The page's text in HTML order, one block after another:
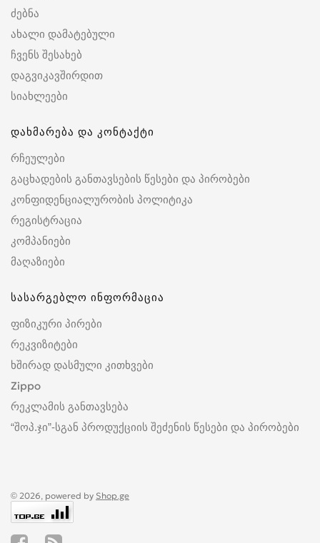
ძებნა
ახალი დამატებული
ჩვენს შესახებ
დაგვიკავშირდით
სიახლეები
დახმარება და კონტაქტი
რჩეულები
გაცხადების განთავსების წესები და პირობები
კონფიდენციალურობის პოლიტიკა
რეგისტრაცია
კომპანიები
მაღაზიები
სასარგებლო ინფორმაცია
ფიზიკური პირები
რეკვიზიტები
ხშირად დასმული კითხვები
Zippo
რეკლამის განთავსება
“შოპ.ჯი”-სგან პროდუქციის შეძენის წესები და პირობები
© 2026, powered by Shop.ge